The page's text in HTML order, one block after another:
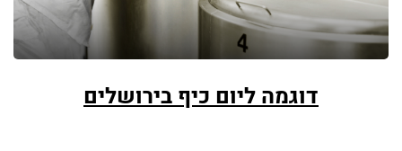
עד % הנחה
ר
ק ל
חברי
מו
עדון
קו
פונו
פ
ש
דוגמה ליום כיף בירושלים